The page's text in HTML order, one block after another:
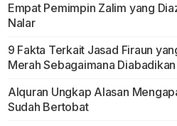
Empat Pemimpin Zalim yang
Nalar
9 Fakta Terkait Jasad Firaun
Merah Sebagaimana
Alquran Ungkap Alasan
Sudah Bertobat